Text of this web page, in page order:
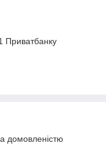
Приватбанку
домовленістю